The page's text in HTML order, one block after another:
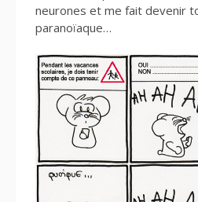
neurones et me fait devenir
paranoïaque…